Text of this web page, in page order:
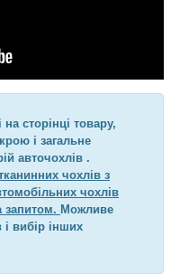
сторінці товару,
і загальне
авточохлів .
чохлів з
чохлів
запитом. Можливе
вибір інших